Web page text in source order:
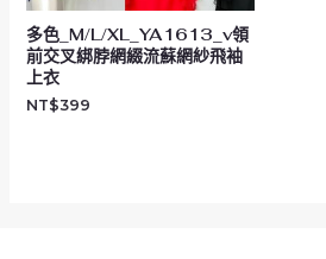
多色_M/L/XL_YA1613_v領
前交叉綁脖網綴流蘇網紗飛袖
上衣
NT$399